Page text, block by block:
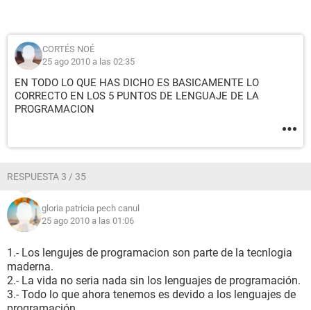
CORTÉS NOÉ
25 ago 2010 a las 02:35
EN TODO LO QUE HAS DICHO ES BASICAMENTE LO
CORRECTO EN LOS 5 PUNTOS DE LENGUAJE DE LA
PROGRAMACION
RESPUESTA 3 / 35
gloria patricia pech canul
25 ago 2010 a las 01:06
1.- Los lengujes de programacion son parte de la tecnlogia
maderna.
2.- La vida no seria nada sin los lenguajes de programación.
3.- Todo lo que ahora tenemos es devido a los lenguajes de